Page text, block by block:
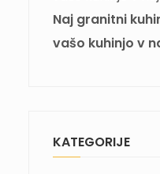
Naj granitni
vašo kuhinjo v
KATEGORIJE